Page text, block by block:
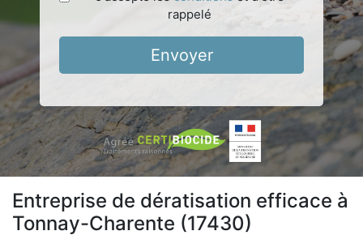
rappelé
Envoyer
Entreprise de dératisation efficace à
Tonnay-Charente (17430)